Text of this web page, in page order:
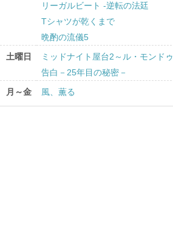
リーガルビート -逆転の法廷
Tシャツが乾くまで
晩酌の流儀5
土曜日
ミッドナイト屋台2～ル・モンドゥ
告白－25年目の秘密－
月～金
風、薫る